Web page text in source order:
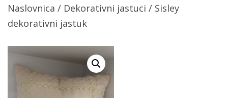
Naslovnica / Dekorativni jastuci / Sisley
dekorativni jastuk